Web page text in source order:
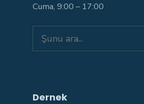
Cuma, 9:00 – 17:00
for:
Dernek